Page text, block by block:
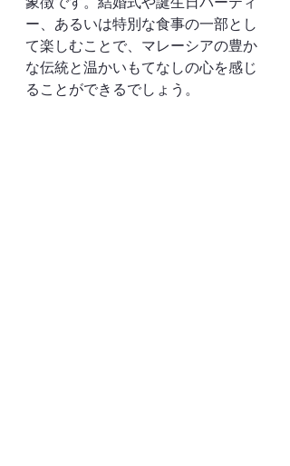
ー、あるいは特別な食事の一部とし
て楽しむことで、マレーシアの豊か
な伝統と温かいもてなしの心を感じ
ることができるでしょう。